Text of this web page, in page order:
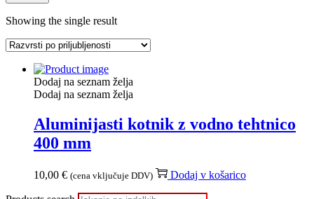
Showing the single result
Dodaj na seznam želja
Dodaj na seznam želja
Aluminijasti kotnik z vodno tehtnico
400 mm
10,00 € (cena vključuje DDV) Dodaj v košarico